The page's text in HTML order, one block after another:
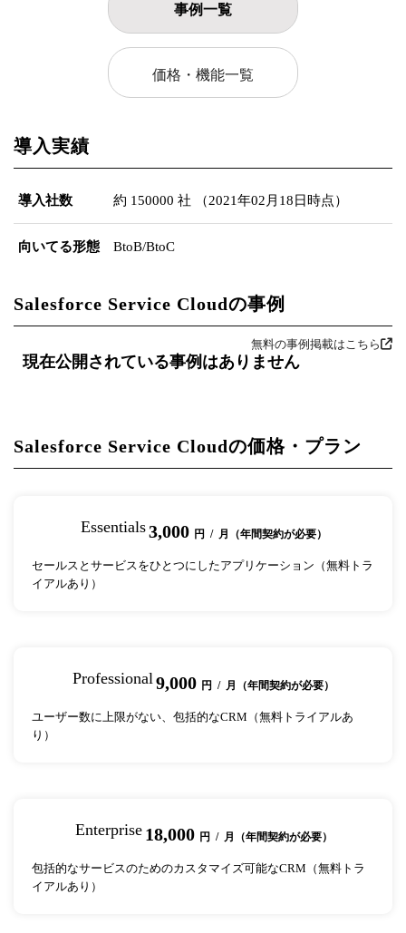
事例一覧
価格・機能一覧
導入実績
導入社数 約 150000 社 （2021年02月18日時点）
向いてる形態 BtoB/BtoC
Salesforce Service Cloudの事例
無料の事例掲載はこちら
現在公開されている事例はありません
Salesforce Service Cloudの価格・プラン
Essentials3,000 円 / 月（年間契約が必要）
セールスとサービスをひとつにしたアプリケーション（無料トラ
イアルあり）
Professional 9,000 円 / 月（年間契約が必要）
ユーザー数に上限がない、包括的なCRM（無料トライアルあ
り）
Enterprise 18,000 円 / 月（年間契約が必要）
包括的なサービスのためのカスタマイズ可能なCRM（無料トラ
イアルあり）